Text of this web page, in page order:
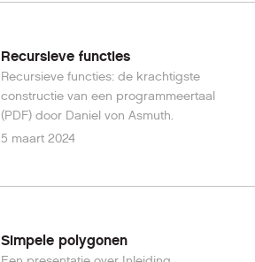
Recursieve functies
Recursieve functies: de krachtigste
constructie van een programmeertaal
(PDF) door Daniel von Asmuth.
5 maart 2024
Simpele polygonen